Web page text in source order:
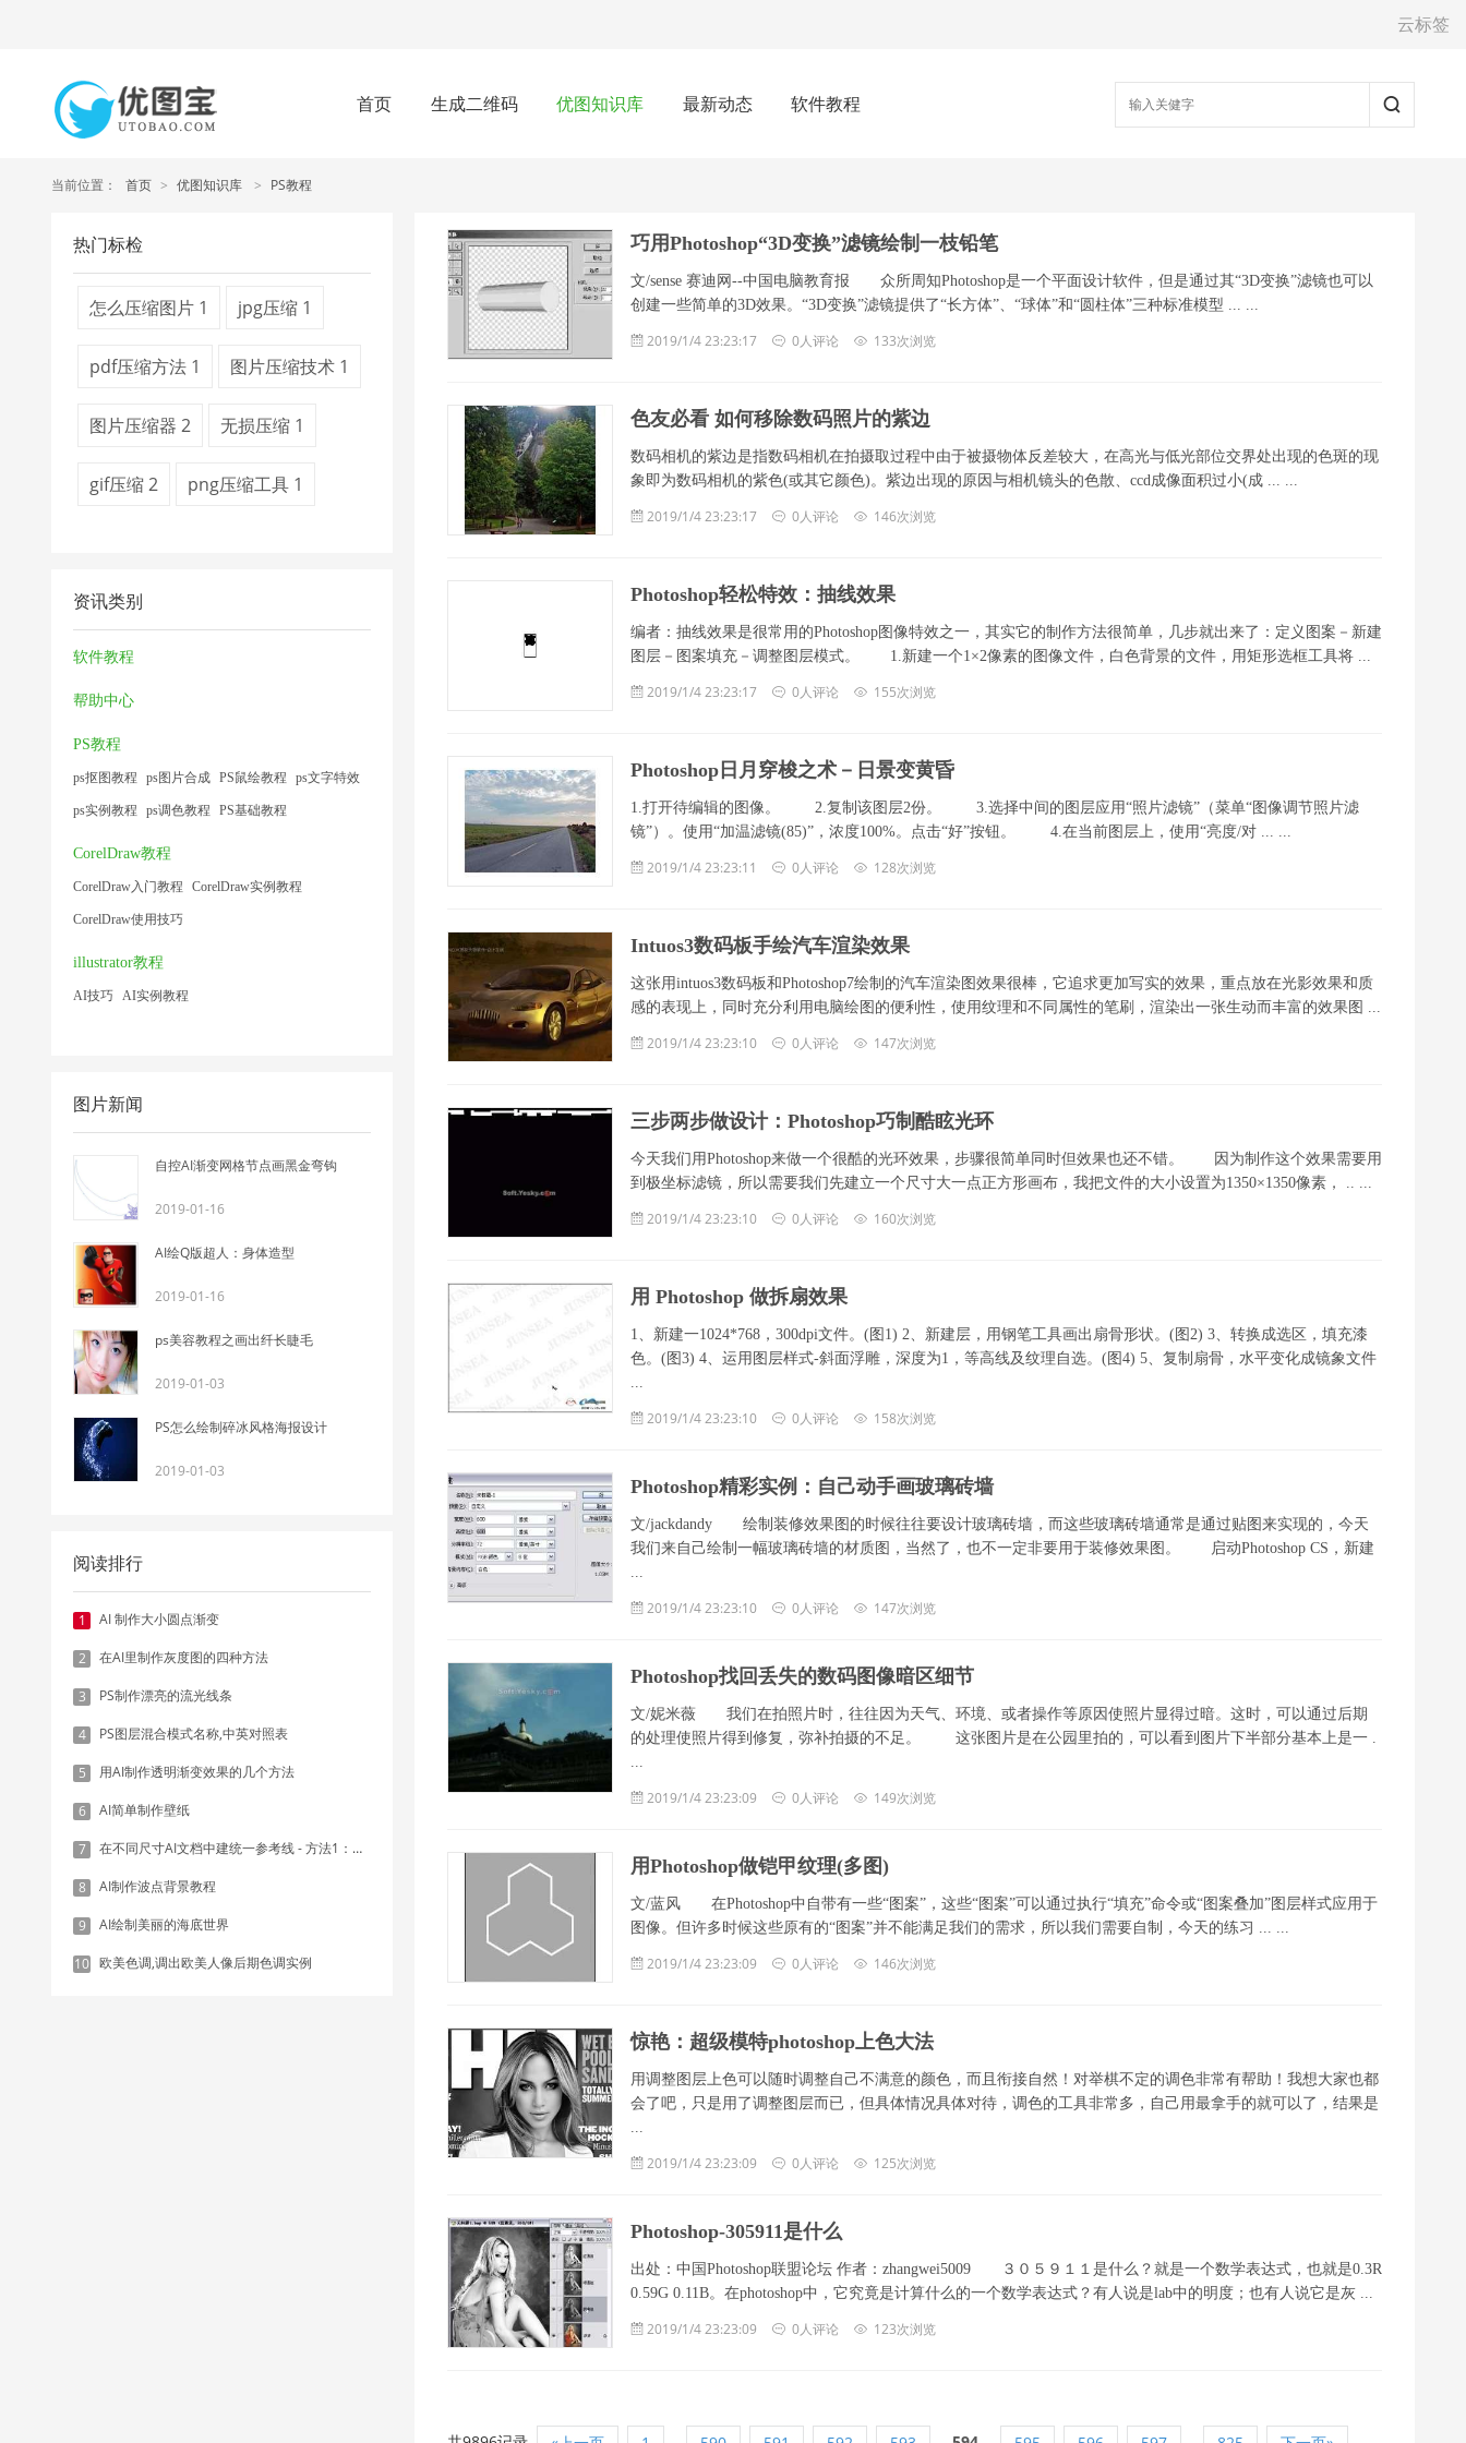
云标签
首页 生成二维码 优图知识库 最新动态 软件教程
当前位置： 首页 > 优图知识库 > PS教程
热门标检
怎么压缩图片 1 jpg压缩 1
pdf压缩方法 1 图片压缩技术 1
图片压缩器 2 无损压缩 1
gif压缩2 png压缩工具 1
资讯类别
软件教程
帮助中心
PS教程
ps抠图教程 ps图片合成 PS鼠绘教程 ps文字特效
ps实例教程 ps调色教程 PS基础教程
CorelDraw教程
CorelDraw入门教程 CorelDraw实例教程
CorelDraw使用技巧
illustrator教程
AI技巧 AI实例教程
图片新闻
自控AI渐变网格节点画黑金弯钩
2019-01-16
AI绘Q版超人：身体造型
2019-01-16
ps美容教程之画出纤长睫毛
2019-01-03
PS怎么绘制碎冰风格海报设计
2019-01-03
阅读排行
1 AI 制作大小圆点渐变
2 在AI里制作灰度图的四种方法
3 PS制作漂亮的流光线条
4 PS图层混合模式名称,中英对照表
5 用AI制作透明渐变效果的几个方法
6 AI简单制作壁纸
7 在不同尺寸AI文档中建统一参考线 - 方法1：对齐和分布
8 AI制作波点背景教程
9 AI绘制美丽的海底世界
10 欧美色调,调出欧美人像后期色调实例
巧用Photoshop“3D变换”滤镜绘制一枝铅笔
文/sense 赛迪网--中国电脑教育报 众所周知Photoshop是一个平面设计软件，但是通过其“3D变换”滤镜也可以
创建一些简单的3D效果。“3D变换”滤镜提供了“长方体”、“球体”和“圆柱体”三种标准模型 ... ...
2019/1/4 23:23:17 0人评论 133次浏览
色友必看 如何移除数码照片的紫边
数码相机的紫边是指数码相机在拍摄取过程中由于被摄物体反差较大，在高光与低光部位交界处出现的色斑的现
象即为数码相机的紫色(或其它颜色)。紫边出现的原因与相机镜头的色散、ccd成像面积过小(成 ... ...
2019/1/4 23:23:17 0人评论 146次浏览
Photoshop轻松特效：抽线效果
编者：抽线效果是很常用的Photoshop图像特效之一，其实它的制作方法很简单，几步就出来了：定义图案－新建
图层－图案填充－调整图层模式。 1.新建一个1×2像素的图像文件，白色背景的文件，用矩形选框工具将 ...
2019/1/4 23:23:17 0人评论 155次浏览
Photoshop日月穿梭之术－日景变黄昏
1.打开待编辑的图像。 2.复制该图层2份。 3.选择中间的图层应用“照片滤镜”（菜单“图像调节照片滤
镜”）。使用“加温滤镜(85)”，浓度100%。点击“好”按钮。 4.在当前图层上，使用“亮度/对 ... ...
2019/1/4 23:23:11 0人评论 128次浏览
Intuos3数码板手绘汽车渲染效果
这张用intuos3数码板和Photoshop7绘制的汽车渲染图效果很棒，它追求更加写实的效果，重点放在光影效果和质
感的表现上，同时充分利用电脑绘图的便利性，使用纹理和不同属性的笔刷，渲染出一张生动而丰富的效果图 ...
2019/1/4 23:23:10 0人评论 147次浏览
三步两步做设计：Photoshop巧制酷眩光环
今天我们用Photoshop来做一个很酷的光环效果，步骤很简单同时但效果也还不错。 因为制作这个效果需要用
到极坐标滤镜，所以需要我们先建立一个尺寸大一点正方形画布，我把文件的大小设置为1350×1350像素， .. ...
2019/1/4 23:23:10 0人评论 160次浏览
用 Photoshop 做拆扇效果
1、新建一1024*768，300dpi文件。(图1) 2、新建层，用钢笔工具画出扇骨形状。(图2) 3、转换成选区，填充漆
色。(图3) 4、运用图层样式-斜面浮雕，深度为1，等高线及纹理自选。(图4) 5、复制扇骨，水平变化成镜象文件
...
2019/1/4 23:23:10 0人评论 158次浏览
Photoshop精彩实例：自己动手画玻璃砖墙
文/jackdandy 绘制装修效果图的时候往往要设计玻璃砖墙，而这些玻璃砖墙通常是通过贴图来实现的，今天
我们来自己绘制一幅玻璃砖墙的材质图，当然了，也不一定非要用于装修效果图。 启动Photoshop CS，新建
...
2019/1/4 23:23:10 0人评论 147次浏览
Photoshop找回丢失的数码图像暗区细节
文/妮米薇 我们在拍照片时，往往因为天气、环境、或者操作等原因使照片显得过暗。这时，可以通过后期
的处理使照片得到修复，弥补拍摄的不足。 这张图片是在公园里拍的，可以看到图片下半部分基本上是一 .
...
2019/1/4 23:23:09 0人评论 149次浏览
用Photoshop做铠甲纹理(多图)
文/蓝风 在Photoshop中自带有一些“图案”，这些“图案”可以通过执行“填充”命令或“图案叠加”图层样式应用于
图像。但许多时候这些原有的“图案”并不能满足我们的需求，所以我们需要自制，今天的练习 ... ...
2019/1/4 23:23:09 0人评论 146次浏览
惊艳：超级模特photoshop上色大法
用调整图层上色可以随时调整自己不满意的颜色，而且衔接自然！对举棋不定的调色非常有帮助！我想大家也都
会了吧，只是用了调整图层而已，但具体情况具体对待，调色的工具非常多，自己用最拿手的就可以了，结果是
...
2019/1/4 23:23:09 0人评论 125次浏览
Photoshop-305911是什么
出处：中国Photoshop联盟论坛 作者：zhangwei5009 ３０５９１１是什么？就是一个数学表达式，也就是0.3R
0.59G 0.11B。在photoshop中，它究竟是计算什么的一个数学表达式？有人说是lab中的明度；也有人说它是灰 ...
2019/1/4 23:23:09 0人评论 123次浏览